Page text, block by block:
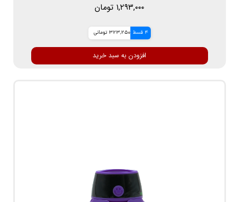
۱,۲۹۳,۰۰۰ تومان
4 قسط 323,250 تومانی
افزودن به سبد خرید